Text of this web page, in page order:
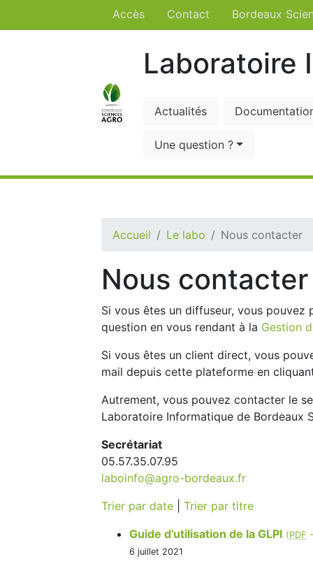
Accès Contact Bordeaux
Laboratoire
Actualités
Une question ?
Accueil Le labo Nous contacter
Nous contacter
Si vous êtes un diffuseur, vous pouvez
question en vous rendant à la Gestion
Si vous êtes un client direct, vous
mail depuis cette plateforme en
Autrement, vous pouvez contacter le
Laboratoire Informatique de Bordeaux
Secrétariat
05.57.35.07.95
laboinfo@agro-bordeaux.fr
Trier par date
Trier par titre
Guide d’utilisation de la GLPI (PDF
6 juillet 2021